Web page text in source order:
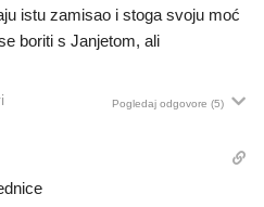
istu zamisao i stoga svoju moć
boriti s Janjetom, ali
Pogledaj odgovore (5)